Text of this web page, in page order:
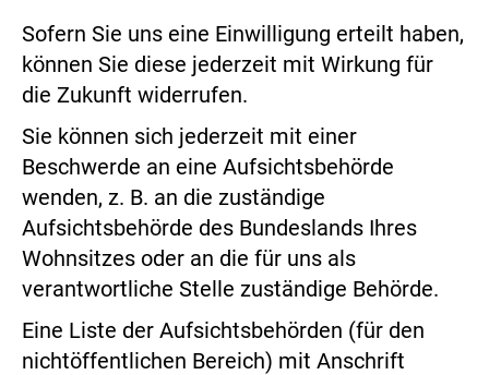
Sofern Sie uns eine Einwilligung erteilt haben,
können Sie diese jederzeit mit Wirkung für
die Zukunft widerrufen.
Sie können sich jederzeit mit einer
Beschwerde an eine Aufsichtsbehörde
wenden, z. B. an die zuständige
Aufsichtsbehörde des Bundeslands Ihres
Wohnsitzes oder an die für uns als
verantwortliche Stelle zuständige Behörde.
Eine Liste der Aufsichtsbehörden (für den
nichtöffentlichen Bereich) mit Anschrift